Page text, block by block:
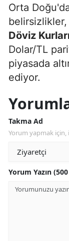
Orta
belirsizlikler,
Döviz
Dolar/TL
piyasada
ediyor.
Takma Ad
Yorum yapmak için,
Yorum Yazın